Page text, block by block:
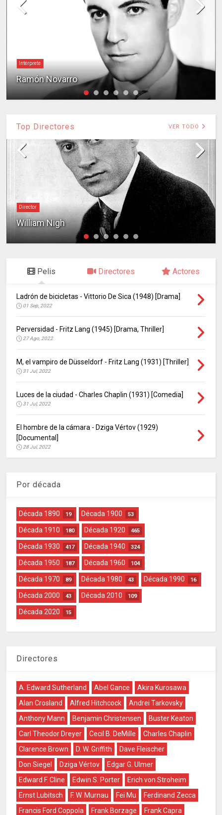
Intérprete
Ramón Novarro
Top Directores VER TODO
Director
William Nigh
Pelis Directores Actores
Ladrón de bicicletas - Vittorio De Sica (1948) [Drama]
01 Sep, 2022
Perversidad - Fritz Lang (1945) [Drama, Thriller]
27 Ago, 2022
M, el vampiro de Düsseldorf - Fritz Lang (1931) [Thriller]
31 Jul, 2022
Luces de la ciudad - Charles Chaplin (1931) [Comedia]
31 Jul, 2022
El hombre de la cámara - Dziga Vértov (1929)
[Documental]
28 Jul, 2022
Por década
Década 1890 19 Década 1900 53
Década 1910 180 Década 1920 465
Década 1930 417 Década 1940 324
Década 1950 187 Década 1960 104
Década 1970 89 Década 1980 43 Década 1990 16
Década 2000 43 Década 2010 109
Década 2020 15
Directores
A. Edward Sutherland Abel Gance
Akira Kurosawa
Alan Crosland
Alfred Hitchcock
Andrei Tarkovsky
Anthony Mann
Benjamin Christensen
Buster Keaton
Carl Theodor Dreyer
Cecil B. DeMille
Charles Chaplin
Clarence Brown
D. W. Griffith
Dave Fleischer
Don Siegel
Dziga Vértov
Edgar G. Ulmer
Edward F. Cline
Edwin S. Porter
Erich von Stroheim
Ernst Lubitsch
F. W. Murnau Fei Mu
Ferdinand Zecca
Francis Ford Coppola
Frank Borzage
Frank Capra